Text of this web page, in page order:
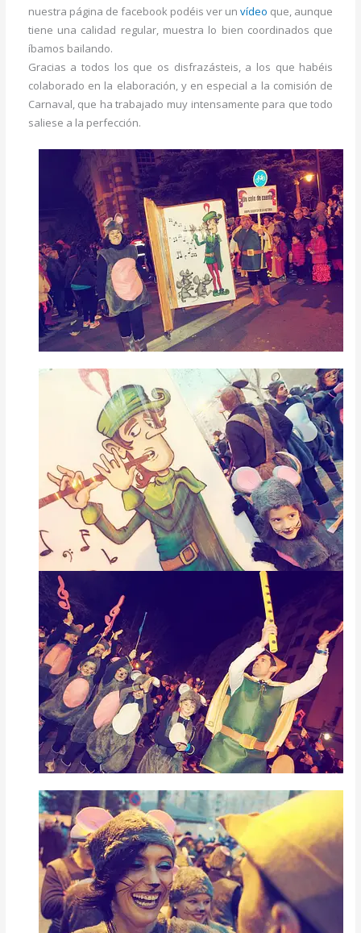
nuestra página de facebook podéis ver unvídeo que, aunque
tiene una calidad regular, muestra lo bien coordinados que
íbamos bailando.
Gracias a todos los que os disfrazásteis, a los que habéis
colaborado en la elaboración, y en especial a la comisión de
Carnaval, que ha trabajado muy intensamente para que todo
saliese a la perfección.